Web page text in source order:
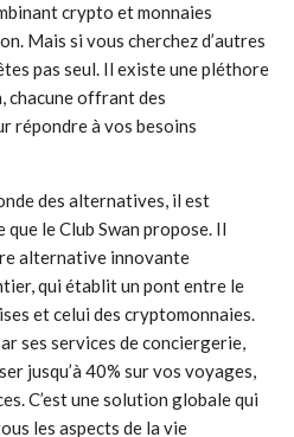
crypto et monnaies
Mais si vous cherchez d’autres
pas seul. Il existe une pléthore
chacune offrant des
répondre à vos besoins
des alternatives, il est
le Club Swan propose. Il
alternative innovante
qui établit un pont entre le
et celui des cryptomonnaies.
ses services de conciergerie,
jusqu’à 40% sur vos voyages,
C’est une solution globale qui
les aspects de la vie